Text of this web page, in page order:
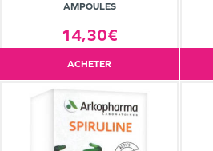
AMPOULES
14,30€
ACHETER